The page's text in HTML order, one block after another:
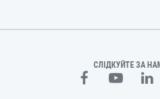
СЛІДКУЙТЕ ЗА